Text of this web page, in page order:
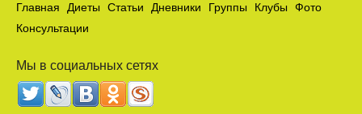
Главная Диеты Статьи Дневники Группы Клубы
Фото
Консультации
Мы в социальных сетях